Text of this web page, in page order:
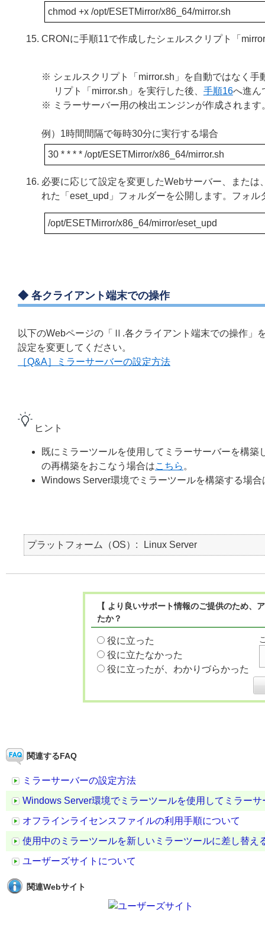
chmod +x /opt/ESETMirror/x86_64/mirror.sh
CRONに手順11で作成したシェルスクリプト「
※ シェルスクリプト「mirror.sh」を自動ではなく
リプト「mirror.sh」を実行した後、 手順16へ進ん
※ ミラーサーバー用の検出エンジンが作成されま
例）1時間間隔で毎時30分に実行する場合
30 * * * * /opt/ESETMirror/x86_64/mirror.sh
必要に応じて設定を変更したWebサーバー、また
れた「eset_upd」フォルダーを公開します。フォ
/opt/ESETMirror/x86_64/mirror/eset_upd
◆ 各クライアント端末での操作
以下のWebページの「Ⅱ.各クライアント端末での操作」
設定を変更してください。
［Q&A］ミラーサーバーの設定方法
ヒント
既にミラーツールを使用してミラーサーバーを構
の再構築をおこなう場合はこちら 。
Windows Server環境でミラーツールを構築する場合
プラットフォーム（OS） Linux Server
【 より良いサポート情報のご提供のため
たか？
役に立った
役に立たなかった
役に立ったが、わかりづらかった
関連するFAQ
ミラーサーバーの設定方法
Windows Server環境でミラーツールを使用してミラー
オフラインライセンスファイルの利用手順について
使用中のミラーツールを新しいミラーツールに差し替え
ユーザーズサイトについて
関連Webサイト